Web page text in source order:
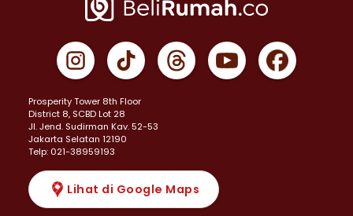
Prosperity Tower 8th Floor
District 8, SCBD Lot 28
JI. Jend. Sudirman Kav. 52-53
Jakarta Selatan 12190
Telp: 021-38959193
Lihat di Google Maps